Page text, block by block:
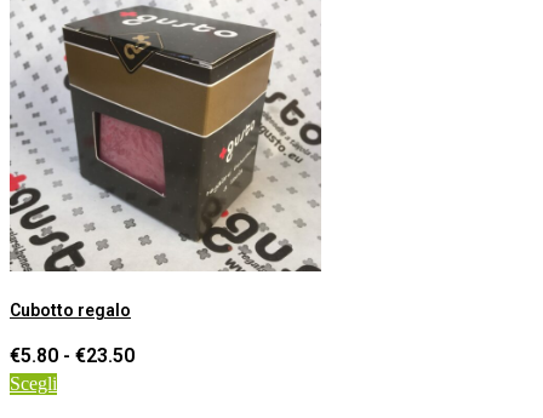
Cubotto regalo
€5.80 - €23.50Fascia
Scegli